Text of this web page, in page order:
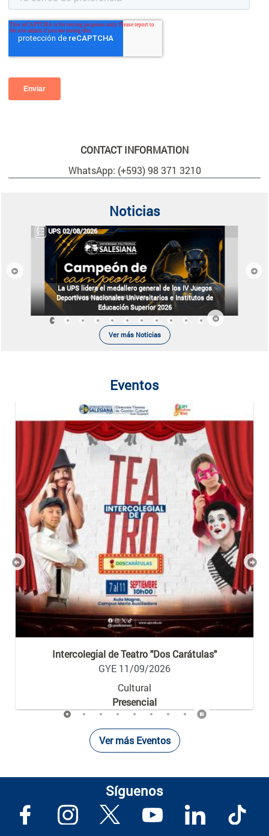
CONTACT INFORMATION
WhatsApp: (+593) 98 371 3210
Noticias
UPS 02/08/2026
La UPS lidera el medallero general de los IV Juegos
Deportivos Nacionales Universitarios e Institutos de
Educación Superior 2026
Previous Next
Ver más Noticias
Eventos
Intercolegial de Teatro "Dos Carátulas"
GYE 11/09/2026
Cultural
Presencial
Previous
Ver más Eventos
Síguenos